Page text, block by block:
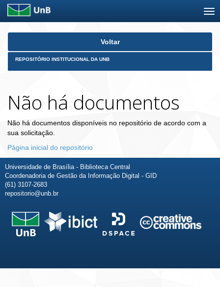
Skip
Voltar
REPOSITÓRIO INSTITUCIONAL DA UNB
Não há documentos
Não há documentos disponíveis no repositório de acordo com a
sua solicitação.
Página inicial do repositório
Universidade de Brasília - Biblioteca Central
Coordenadoria de Gestão da Informação Digital - GID
(61) 3107-2683
repositorio@unb.br